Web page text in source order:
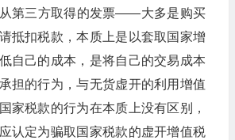
第三方取得的发票——大多是购买
抵扣税款，本质上是以套取国家增
自己的成本，是将自己的交易成本
担的行为，与无货虚开的利用增值
家税款的行为在本质上没有区别，
认定为骗取国家税款的虚开增值税